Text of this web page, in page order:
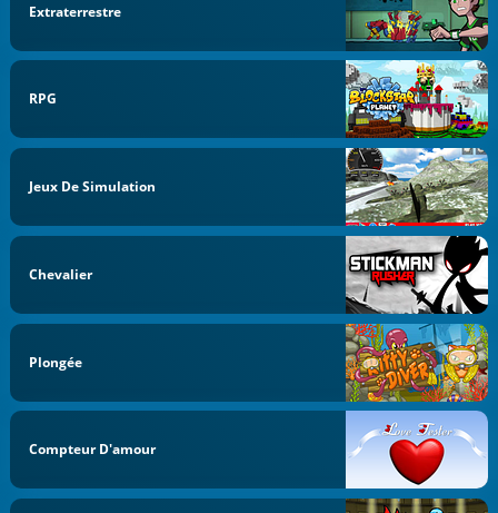
Extraterrestre
RPG
Jeux De Simulation
Chevalier
Plongée
Compteur D'amour